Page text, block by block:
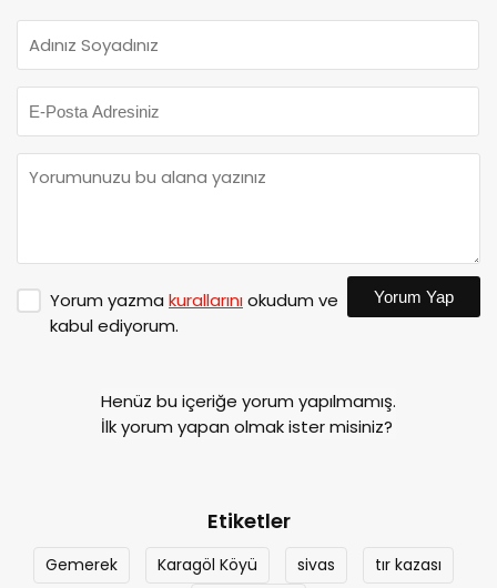
Yorum yazma kurallarınıokudum ve
kabul ediyorum.
Yorum Yap
Henüz bu içeriğe yorum yapılmamış.
İlk yorum yapan olmak ister misiniz?
Etiketler
Gemerek Karagöl Köyü sivas
tır kazası